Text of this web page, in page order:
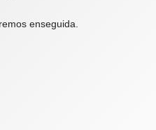
enseguida.